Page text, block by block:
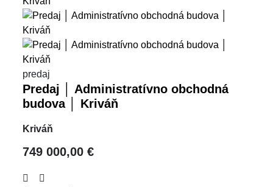
predaj
Predaj │ Administratívno obchodná
budova │ Kriváň
Kriváň
749 000,00 €